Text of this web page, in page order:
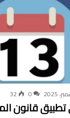
0
32